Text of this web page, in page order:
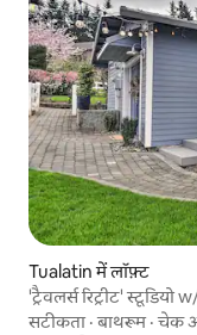
Tualatin में लॉफ़्ट
'ट्रैवलर्स रिट्रीट'
सटीकता ·बाथरूम·चेक